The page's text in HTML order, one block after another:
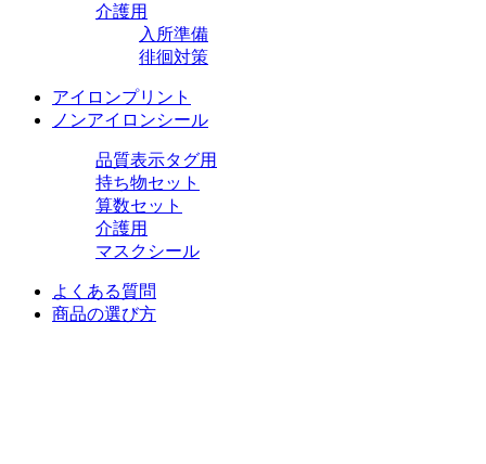
介護用
入所準備
徘徊対策
アイロンプリント
ノンアイロンシール
品質表示タグ用
持ち物セット
算数セット
介護用
マスクシール
よくある質問
商品の選び方